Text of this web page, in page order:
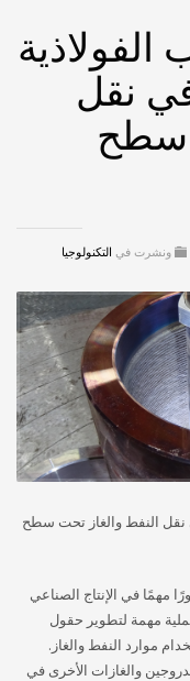
الفولاذية
نقل
سطح
ونشرت في التكنولوجيا
نقل النفط والغاز تحت سطح
مهمًا في الإنتاج الصناعي
مهمة لتطوير حقول
موارد النفط والغاز.
والغازات الأخرى في